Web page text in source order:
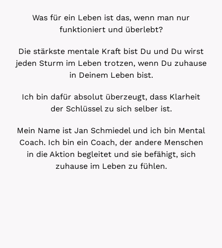
Was für ein Leben ist das, wenn man nur
funktioniert und überlebt?
Die stärkste mentale Kraft bist Du und Du wirst
jeden Sturm im Leben trotzen, wenn Du zuhause
in Deinem Leben bist.
Ich bin dafür absolut überzeugt, dass Klarheit
der Schlüssel zu sich selber ist.
Mein Name ist Jan Schmiedel und ich bin Mental
Coach. Ich bin ein Coach, der andere Menschen
in die Aktion begleitet und sie befähigt, sich
zuhause im Leben zu fühlen.